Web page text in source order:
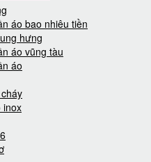
áo bao nhiêu tiền
hưng
áo vũng tàu
áo
inox